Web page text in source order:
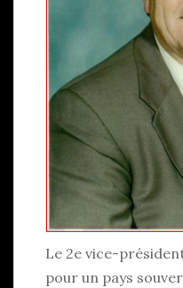
Le 2e vice-
pour un pays